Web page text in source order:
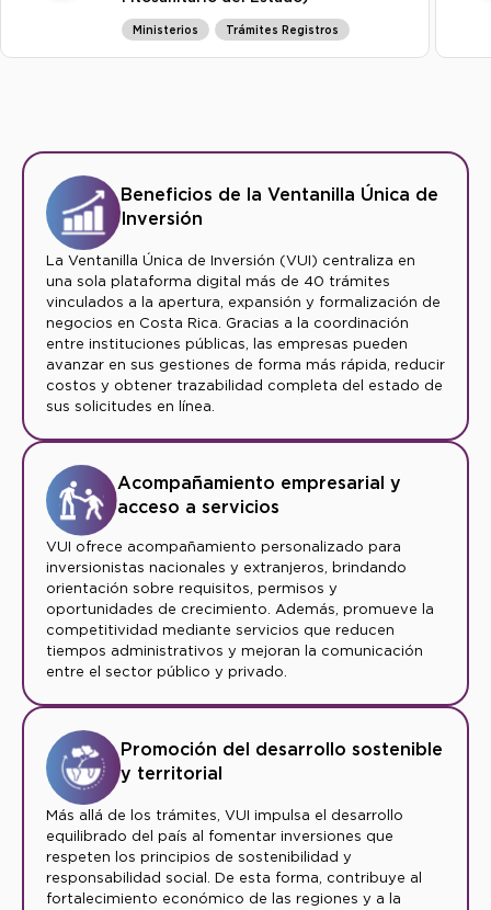
Ministerios Trámites Registros
Beneficios de la Ventanilla Única de
Inversión
La Ventanilla Única de Inversión (VUI) centraliza en
una sola plataforma digital más de 40 trámites
vinculados a la apertura, expansión y formalización de
negocios en Costa Rica. Gracias a la coordinación
entre instituciones públicas, las empresas pueden
avanzar en sus gestiones de forma más rápida, reducir
costos y obtener trazabilidad completa del estado de
sus solicitudes en línea.
Acompañamiento empresarial y
acceso a servicios
VUI ofrece acompañamiento personalizado para
inversionistas nacionales y extranjeros, brindando
orientación sobre requisitos, permisos y
oportunidades de crecimiento. Además, promueve la
competitividad mediante servicios que reducen
tiempos administrativos y mejoran la comunicación
entre el sector público y privado.
Promoción del desarrollo sostenible
y territorial
Más allá de los trámites, VUI impulsa el desarrollo
equilibrado del país al fomentar inversiones que
respeten los principios de sostenibilidad y
responsabilidad social. De esta forma, contribuye al
fortalecimiento económico de las regiones y a la